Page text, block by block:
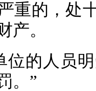
重的，处
产。
的人员明
。”